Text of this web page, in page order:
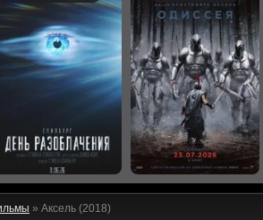
» Аксель (2018)